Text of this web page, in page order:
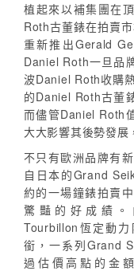
植起來以補集團在
Roth古董錶在拍賣
重新推出Gerald
Daniel Roth一旦品
波Daniel Roth收購
的Daniel Roth古董
而儘管Daniel Roth
大大影響其後勢發展
不只有歐洲品牌有
自日本的Grand
約的一場鐘錶拍賣
驚豔的好成績。
Tourbillon恆定動
銜，一系列Grand
過估價高點的金